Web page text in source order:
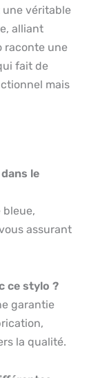
une véritable
alliant
raconte une
fait de
mais
le
bleue,
assurant
ce stylo ?
garantie
la qualité.